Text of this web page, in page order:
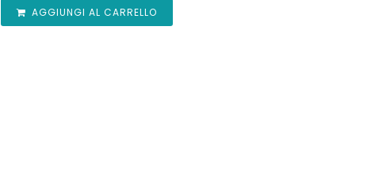
AGGIUNGI AL CARRELLO